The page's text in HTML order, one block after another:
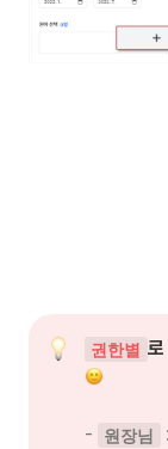
권한별
- 원장님